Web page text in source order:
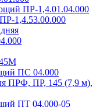
ПР-1,4.01.04.000
1,4.53.00.000
ПС 04.000
ПРФ, ПР, 145 (7,9 м),
ПТ 04.000-05